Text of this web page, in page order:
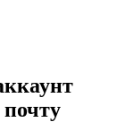
почту